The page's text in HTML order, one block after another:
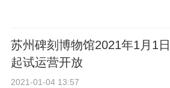
苏州碑刻博物馆2021年1月1日
起试运营开放
2021-01-04 13:57